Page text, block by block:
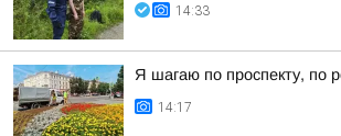
14:33
Я шагаю по проспекту, по
14:17